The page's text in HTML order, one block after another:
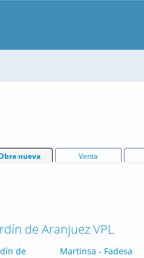
nueva Venta
de Aranjuez VPL
Martinsa - Fadesa